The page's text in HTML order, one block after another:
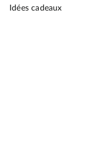
Idées cadeaux